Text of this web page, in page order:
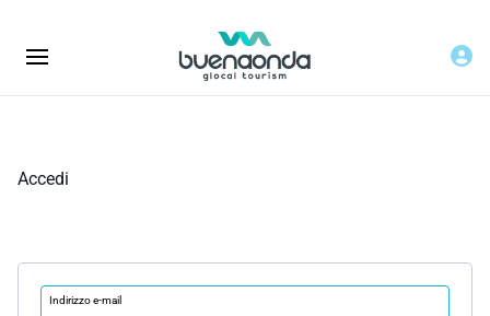
Accedi
Indirizzo e-mail